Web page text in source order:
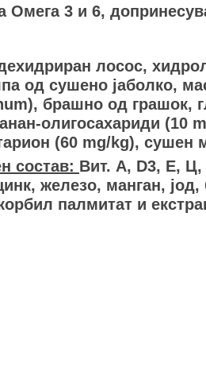
3 и 6,
лосос,
од сушено јаболко,
брашно од грашок,
олигосахариди (10
(60 mg/kg),
состав: Вит. А, D3, Е, Ц,
железо, манган,
палмитат и